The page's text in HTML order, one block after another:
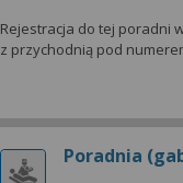
Rejestracja do tej poradni
z przychodnią pod
Poradnia